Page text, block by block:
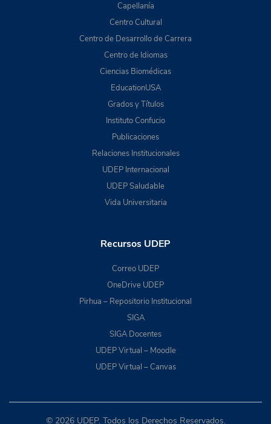
Capellanía
Centro Cultural
Centro de Desarrollo de Carrera
Centro de Idiomas
Ciencias Biomédicas
EducationUSA
Grados y Títulos
Instituto Confucio
Publicaciones
Relaciones Institucionales
UDEP Internacional
UDEP Saludable
Vida Universitaria
Recursos UDEP
Correo UDEP
OneDrive UDEP
Pirhua – Repositorio Institucional
SIGA
SIGA Docentes
UDEP Virtual – Moodle
UDEP Virtual – Canvas
© 2026 UDEP. Todos los Derechos Reservados.